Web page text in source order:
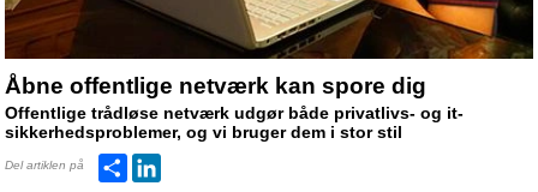
Åbne offentlige netværk kan spore dig
Offentlige trådløse netværk udgør både privatlivs- og it-
sikkerhedsproblemer, og vi bruger dem i stor stil
Del artiklen på Del